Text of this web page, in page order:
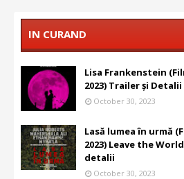
IN CURAND
Lisa Frankenstein
2023) Trailer și Detalii
October 30, 2023
Lasă lumea în urmă
2023) Leave the
detalii
October 30, 2023